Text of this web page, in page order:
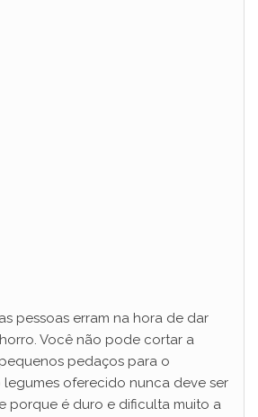
pessoas erram na hora de dar
Você não pode cortar a
pedaços para o
oferecido nunca deve ser
porque é duro e dificulta muito a